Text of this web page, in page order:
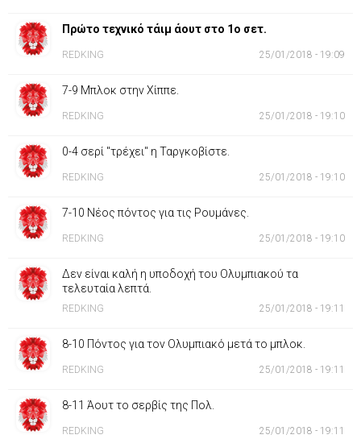
Πρώτο τεχνικό τάιμ άουτ στο 1ο σετ.
REDKING 25/01/2018 - 19:09
7-9 Μπλοκ στην Χίππε.
REDKING 25/01/2018 - 19:10
0-4 σερί "τρέχει" η Ταργκοβίστε.
REDKING 25/01/2018 - 19:10
7-10 Νέος πόντος για τις Ρουμάνες.
REDKING 25/01/2018 - 19:10
Δεν είναι καλή η υποδοχή του Ολυμπιακού τα
τελευταία λεπτά.
REDKING 25/01/2018 - 19:11
8-10 Πόντος για τον Ολυμπιακό μετά το μπλοκ.
REDKING 25/01/2018 - 19:11
8-11 Άουτ το σερβίς της Πολ.
REDKING 25/01/2018 - 19:11